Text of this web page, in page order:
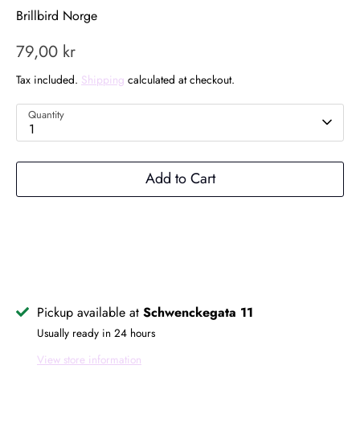
Brillbird Norge
79,00 kr
Tax included. Shipping calculated at checkout.
Quantity
1
Add to Cart
Pickup available at Schwenckegata 11
Usually ready in 24 hours
View store information